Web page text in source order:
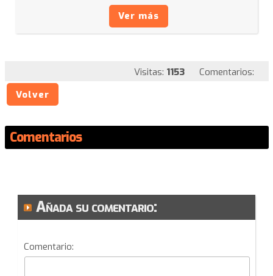
Ver más
Visitas: 1153
Comentarios:
Volver
Comentarios
Añada su comentario:
Comentario: